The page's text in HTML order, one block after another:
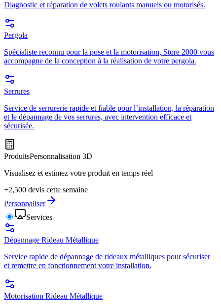
Diagnostic et réparation de volets roulants manuels ou motorisés.
Pergola
Spécialiste reconnu pour la pose et la motorisation, Store 2000 vous
accompagne de la conception à la réalisation de votre pergola.
Serrures
Service de serrurerie rapide et fiable pour l’installation, la réparation
et le dépannage de vos serrures, avec intervention efficace et
sécurisée.
ProduitsPersonnalisation 3D
Visualisez et estimez votre produit en temps réel
+2,500 devis cette semaine
Personnaliser
Services
Dépannage Rideau Métallique
Service rapide de dépannage de rideaux métalliques pour sécuriser
et remettre en fonctionnement votre installation.
Motorisation Rideau Métallique